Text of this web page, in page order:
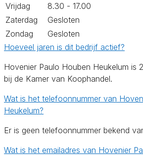
Vrijdag
8.30 - 17.00
Zaterdag
Gesloten
Zondag
Gesloten
Hoeveel jaren is dit bedrijf actief?
Hovenier Paulo Houben Heukelum is
bij de Kamer van Koophandel.
Wat is het telefoonnummer van
Heukelum?
Er is geen telefoonnummer bekend
Wat is het emailadres van Hovenier